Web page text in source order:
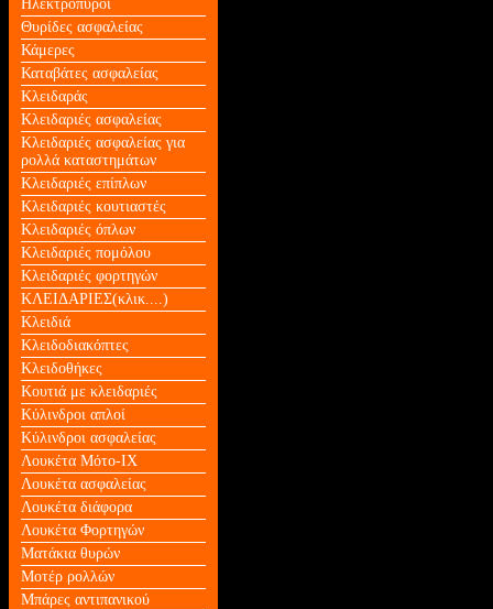
Ηλεκτροπύροι
Θυρίδες ασφαλείας
Κάμερες
Καταβάτες ασφαλείας
Κλειδαράς
Κλειδαριές ασφαλείας
Κλειδαριές ασφαλείας για
ρολλά καταστημάτων
Κλειδαριές επίπλων
Κλειδαριές κουτιαστές
Κλειδαριές όπλων
Κλειδαριές πομόλου
Κλειδαριές φορτηγών
ΚΛΕΙΔΑΡΙΕΣ(κλικ....)
Κλειδιά
Κλειδοδιακόπτες
Κλειδοθήκες
Κουτιά με κλειδαριές
Κύλινδροι απλοί
Κύλινδροι ασφαλείας
Λουκέτα Mότο-ΙΧ
Λουκέτα ασφαλείας
Λουκέτα διάφορα
Λουκέτα Φορτηγών
Ματάκια θυρών
Μοτέρ ρολλών
Μπάρες αντιπανικού